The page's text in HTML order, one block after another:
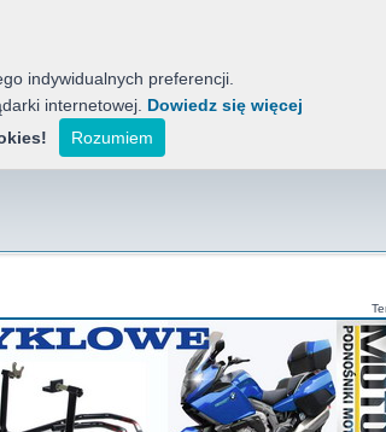
Azjatyckich Motocykli
motocykli, jak również koreańskich, indyjskich i japońskich.
indywidualnych preferencji.
internetowej. Dowiedz się więcej
Rozumiem